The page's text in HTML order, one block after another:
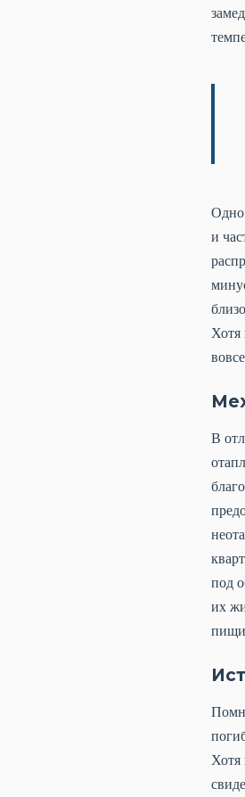
Одно
и
Хотя
В
под
их
пищи
Хотя